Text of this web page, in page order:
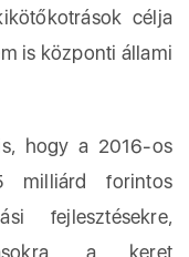
célja
is központi állami
hogy a 2016-os
milliárd forintos
fejlesztésekre,
a keret